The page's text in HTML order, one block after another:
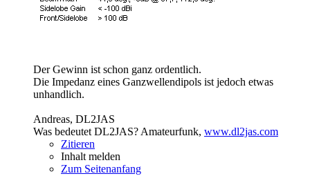
Der Gewinn ist schon ganz ordentlich.
Die Impedanz eines Ganzwellendipols ist jedoch etwas
unhandlich.
Andreas, DL2JAS
Was bedeutet DL2JAS? Amateurfunk, www.dl2jas.com
Zitieren
Inhalt melden
Zum Seitenanfang